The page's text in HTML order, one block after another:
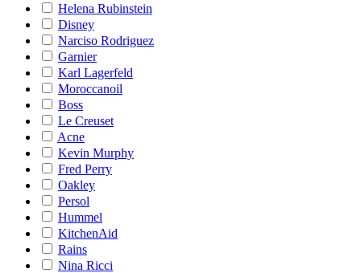
Helena Rubinstein
Disney
Narciso Rodriguez
Garnier
Karl Lagerfeld
Moroccanoil
Boss
Le Creuset
Acne
Kevin Murphy
Fred Perry
Oakley
Persol
Hummel
KitchenAid
Rains
Nina Ricci